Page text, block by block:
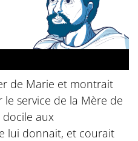
de Marie et montrait
service de la Mère de
docile aux
lui donnait, et courait